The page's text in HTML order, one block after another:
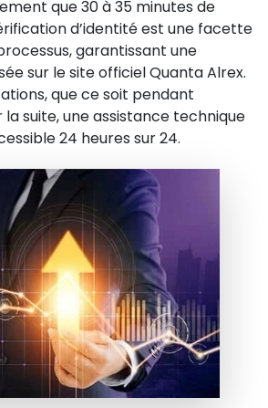
que 30 à 35 minutes de
d’identité est une facette
garantissant une
sur le site officiel Quanta Alrex.
que ce soit pendant
la suite, une assistance technique
24 heures sur 24.